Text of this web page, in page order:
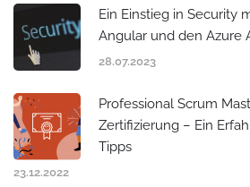
Ein Einstieg in Security
Angular und den Azure
28.07.2023
Professional Scrum
Zertifizierung – Ein
Tipps
23.12.2022